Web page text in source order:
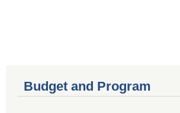
Budget and Program